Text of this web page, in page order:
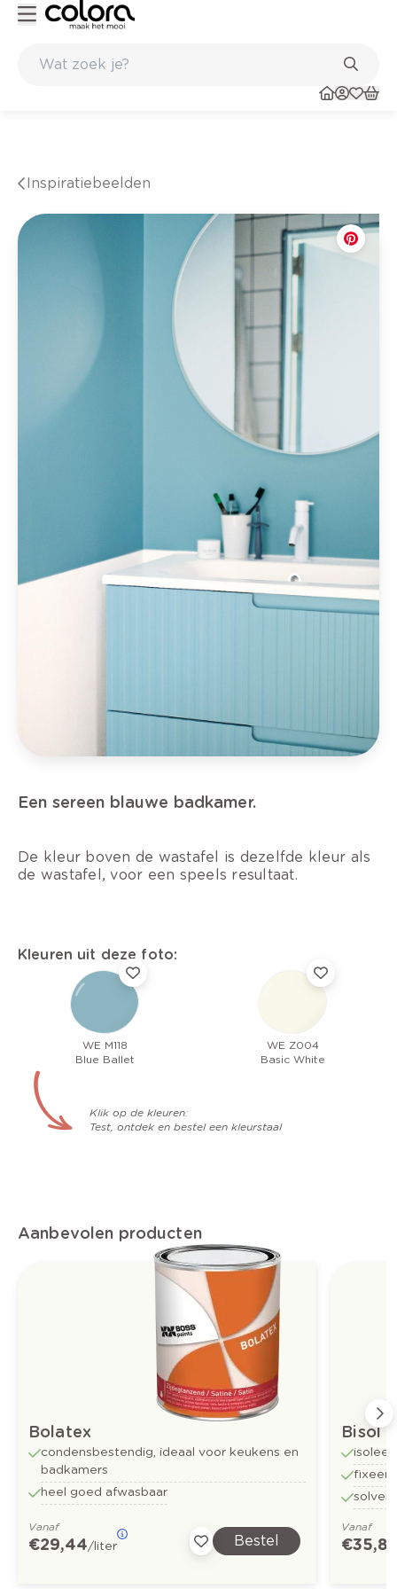
Inspiratiebeelden
Een sereen blauwe badkamer.
De kleur boven de wastafel is dezelfde kleur als
de wastafel, voor een speels resultaat.
Kleuren uit deze foto:
WE M118
Blue Ballet
WE Z004
Basic White
Klik op de kleuren:
Test, ontdek en bestel een kleurstaal
Aanbevolen producten
Bolatex
condensbestendig, ideaal voor keukens en
badkamers
heel goed afwasbaar
Vanaf
€ 29,44/liter Bestel
Bisol
fixeert
Vanaf
€ 35,81